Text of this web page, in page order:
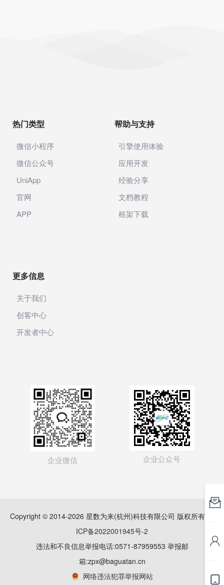
热门类型
微信小程序
微信公众号
UniApp
官网
APP
帮助与支持
引擎使用体验
应用开发
经验分享
文档教程
框架下载
更多信息
关于我们
创客中心
开发者中心
企业微信 企业公众号
Copyright © 2014-2026 星数为来(杭州)科技有限公司 版权所有
ICP备2022001945号-2
违法和不良信息举报电话:0571-87959553 举报邮
箱:zpx@baguatan.cn
网络违法犯罪举报网站


